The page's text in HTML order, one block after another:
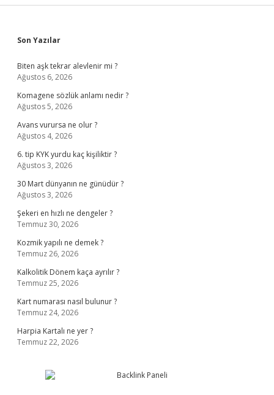
Sidebar
Son Yazılar
Biten aşk tekrar alevlenir mi ?
Ağustos 6, 2026
Komagene sözlük anlamı nedir ?
Ağustos 5, 2026
Avans vurursa ne olur ?
Ağustos 4, 2026
6. tip KYK yurdu kaç kişiliktir ?
Ağustos 3, 2026
30 Mart dünyanın ne günüdür ?
Ağustos 3, 2026
Şekeri en hızlı ne dengeler ?
Temmuz 30, 2026
Kozmik yapılı ne demek ?
Temmuz 26, 2026
Kalkolitik Dönem kaça ayrılır ?
Temmuz 25, 2026
Kart numarası nasıl bulunur ?
Temmuz 24, 2026
Harpia Kartalı ne yer ?
Temmuz 22, 2026